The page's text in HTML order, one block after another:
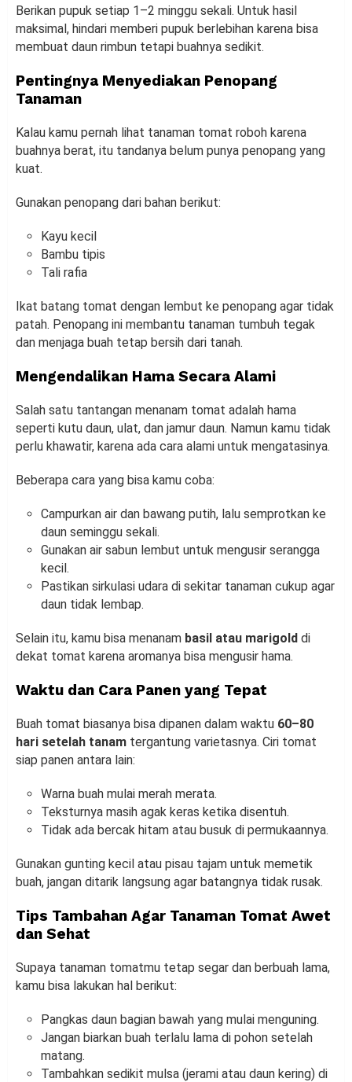
Berikan pupuk setiap 1–2 minggu sekali. Untuk hasil
maksimal, hindari memberi pupuk berlebihan karena bisa
membuat daun rimbun tetapi buahnya sedikit.
Pentingnya Menyediakan Penopang
Tanaman
Kalau kamu pernah lihat tanaman tomat roboh karena
buahnya berat, itu tandanya belum punya penopang yang
kuat.
Gunakan penopang dari bahan berikut:
Kayu kecil
Bambu tipis
Tali rafia
Ikat batang tomat dengan lembut ke penopang agar tidak
patah. Penopang ini membantu tanaman tumbuh tegak
dan menjaga buah tetap bersih dari tanah.
Mengendalikan Hama Secara Alami
Salah satu tantangan menanam tomat adalah hama
seperti kutu daun, ulat, dan jamur daun. Namun kamu tidak
perlu khawatir, karena ada cara alami untuk mengatasinya.
Beberapa cara yang bisa kamu coba:
Campurkan air dan bawang putih, lalu semprotkan ke
daun seminggu sekali.
Gunakan air sabun lembut untuk mengusir serangga
kecil.
Pastikan sirkulasi udara di sekitar tanaman cukup agar
daun tidak lembap.
Selain itu, kamu bisa menanam basil atau marigold di
dekat tomat karena aromanya bisa mengusir hama.
Waktu dan Cara Panen yang Tepat
Buah tomat biasanya bisa dipanen dalam waktu 60–80
hari setelah tanam tergantung varietasnya. Ciri tomat
siap panen antara lain:
Warna buah mulai merah merata.
Teksturnya masih agak keras ketika disentuh.
Tidak ada bercak hitam atau busuk di permukaannya.
Gunakan gunting kecil atau pisau tajam untuk memetik
buah, jangan ditarik langsung agar batangnya tidak rusak.
Tips Tambahan Agar Tanaman Tomat Awet
dan Sehat
Supaya tanaman tomatmu tetap segar dan berbuah lama,
kamu bisa lakukan hal berikut:
Pangkas daun bagian bawah yang mulai menguning.
Jangan biarkan buah terlalu lama di pohon setelah
matang.
Tambahkan sedikit mulsa (jerami atau daun kering) di